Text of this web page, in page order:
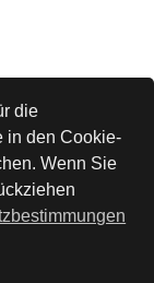
die
in den Cookie-
Wenn Sie